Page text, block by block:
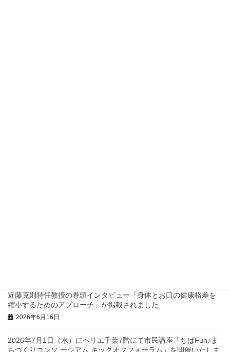
近藤克則特任教授の巻頭インタビュー「身体とお口の健康格差を
縮小するためのアプローチ」が掲載されました
2026年6月16日
2026年7月1日（水）にペリエ千葉7階にて市民講座「ちばFun♪ま
ちづくりコンソ ーシアム キックオフフォーラム」を開催いたしま